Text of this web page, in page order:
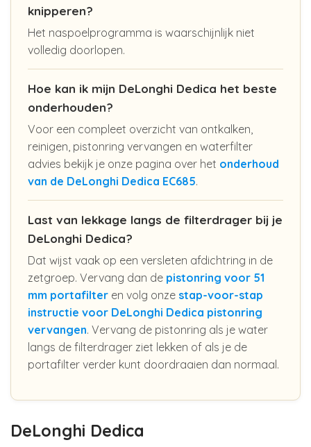
knipperen?
Het naspoelprogramma is waarschijnlijk niet
volledig doorlopen.
Hoe kan ik mijn DeLonghi Dedica het beste
onderhouden?
Voor een compleet overzicht van ontkalken,
reinigen, pistonring vervangen en waterfilter
advies bekijk je onze pagina over het onderhoud
van de DeLonghi Dedica EC685.
Last van lekkage langs de filterdrager bij je
DeLonghi Dedica?
Dat wijst vaak op een versleten afdichtring in de
zetgroep. Vervang dan de pistonring voor 51
mm portafilter en volg onze stap-voor-stap
instructie voor DeLonghi Dedica pistonring
vervangen. Vervang de pistonring als je water
langs de filterdrager ziet lekken of als je de
portafilter verder kunt doordraaien dan normaal.
DeLonghi Dedica